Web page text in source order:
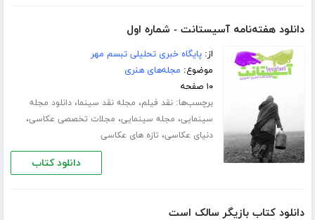
دانلود هفته‌نامه آسیستانت - شماره اول
از:پایگاه خبری تحلیلی تبسم مهر
موضوع: مجله‌های هنری
۱۰ صفحه
برچسب‌ها:نقد فیلم، مجله نقد سینما،دانلود مجله
سینمایی، مجله سینمایی، مجلات تخصصی عکاسی،
دنیای عکاسی، تازه های عکاسی
دانلود کتاب
دانلود کتاب بازیگر سالک است